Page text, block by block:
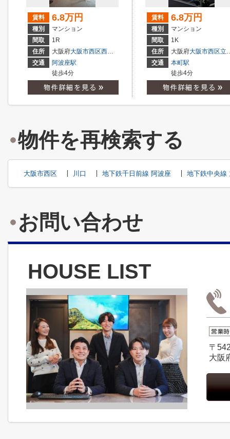
賃料 6.8万円
種別
マンション
間取
1R
住所
大阪府大阪市西区西本町
２丁目
交通
阿波座駅
徒歩4分
賃料 6.8万円
種別
マンション
間取
1K
住所
大阪府大阪市西区立売堀
交通
本町駅
徒歩4分
物件を再検索する
大阪市西区 川口 地下鉄千日前線 阿波座 地下鉄中央線
お問い合わせ
HOUSE LIST
〒
大阪